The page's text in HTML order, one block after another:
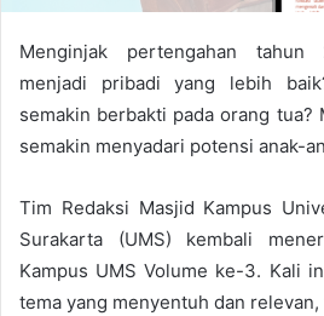
Menginjak pertengahan
menjadi pribadi yang lebih
semakin berbakti pada orang tua?
semakin menyadari potensi anak-
Tim Redaksi Masjid Kampus
Surakarta (UMS) kembali
Kampus UMS Volume ke-3. Kali
tema yang menyentuh dan relevan,